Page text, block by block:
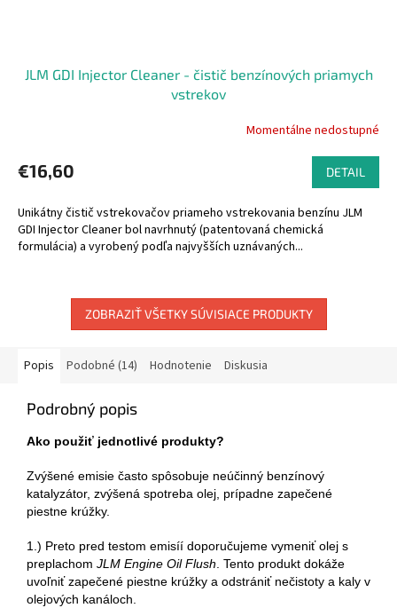
JLM GDI Injector Cleaner - čistič benzínových priamych
vstrekov
Momentálne nedostupné
€16,60 DETAIL
Unikátny čistič vstrekovačov priameho vstrekovania benzínu JLM
GDI Injector Cleaner bol navrhnutý (patentovaná chemická
formulácia) a vyrobený podľa najvyšších uznávaných...
ZOBRAZIŤ VŠETKY SÚVISIACE PRODUKTY
Popis Podobné (14) Hodnotenie Diskusia
Podrobný popis
Ako použiť jednotlivé produkty?
Zvýšené emisie často spôsobuje neúčinný benzínový
katalyzátor, zvýšená spotreba olej, prípadne zapečené
piestne krúžky.
1.) Preto pred testom emisíí doporučujeme vymeniť olej s
preplachom JLM Engine Oil Flush . Tento produkt dokáže
uvoľniť zapečené piestne krúžky a odstrániť nečistoty a kaly v
olejových kanáloch.